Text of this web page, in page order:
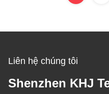
Liên hệ chúng tôi
Shenzhen KHJ